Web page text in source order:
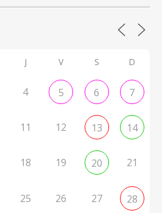
J V S D
4 5 6 7
11 12 13 14
18 19 20 21
25 26 27 28